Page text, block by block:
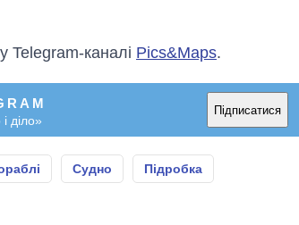
Telegram-каналі Pics&Maps.
діло»
Підписатися
Судно Підробка